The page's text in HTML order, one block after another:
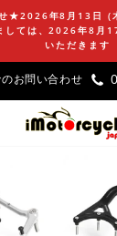
★2026年8月13日
しては、2026年8月
いただきます
お問い合わせ